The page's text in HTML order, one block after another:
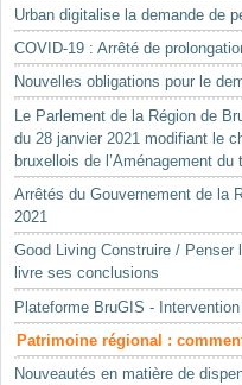
Urban digitalise la demande de
COVID-19 : Arrêté de
Nouvelles obligations pour le
Le Parlement de la Région de
du 28 janvier 2021 modifiant le
bruxellois de l’Aménagement du
Arrêtés du Gouvernement de la
2021
Good Living Construire / Penser
livre ses conclusions
Plateforme BruGIS -
Patrimoine régional :
Nouveautés en matière de